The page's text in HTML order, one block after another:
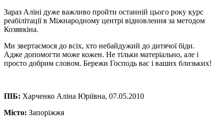
Зараз Аліні дуже важливо пройти останній цього року курс
реабілітації в Міжнародному центрі відновлення за методом
Козявкіна.
Ми звертаємося до всіх, хто небайдужий до дитячої біди.
Адже допомогти може кожен. Не тільки матеріально, але і
просто добрим словом. Бережи Господь вас і ваших близьких!
ПІБ: Харченко Алiна Юріївна, 07.05.2010
Місто: Запоріжжя